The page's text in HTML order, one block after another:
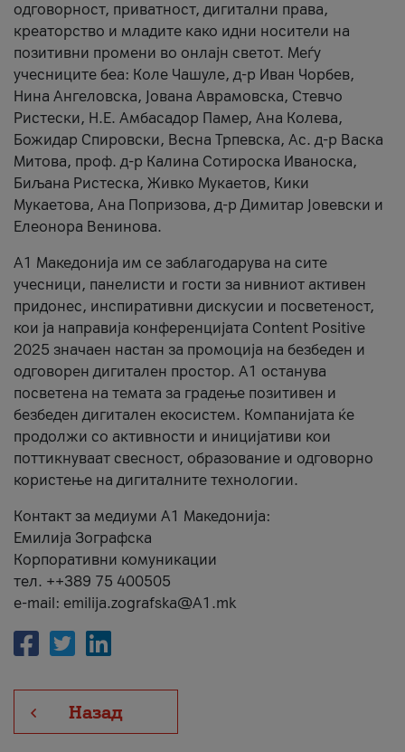
одговорност, приватност, дигитални права,
креаторство и младите како идни носители на
позитивни промени во онлајн светот. Меѓу
учесниците беа: Коле Чашуле, д-р Иван Чорбев,
Нина Ангеловска, Јована Аврамовска, Стевчо
Ристески, Н.Е. Амбасадор Памер, Ана Колева,
Божидар Спировски, Весна Трпевска, Ас. д-р Васка
Митова, проф. д-р Калина Сотироска Иваноска,
Биљана Ристеска, Живко Мукаетов, Кики
Мукаетова, Ана Попризова, д-р Димитар Јовевски и
Елеонора Венинова.
А1 Македонија им се заблагодарува на сите
учесници, панелисти и гости за нивниот активен
придонес, инспиративни дискусии и посветеност,
кои ја направија конференцијата Content Positive
2025 значаен настан за промоција на безбеден и
одговорен дигитален простор. А1 останува
посветена на темата за градење позитивен и
безбеден дигитален екосистем. Компанијата ќе
продолжи со активности и иницијативи кои
поттикнуваат свесност, образование и одговорно
користење на дигиталните технологии.
Контакт за медиуми А1 Македонија:
Емилија Зографска
Корпоративни комуникации
тел. ++389 75 400505
e-mail: emilija.zografska@A1.mk
Назад